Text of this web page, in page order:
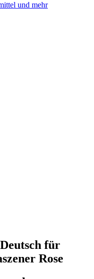
und mehr
für
Rose